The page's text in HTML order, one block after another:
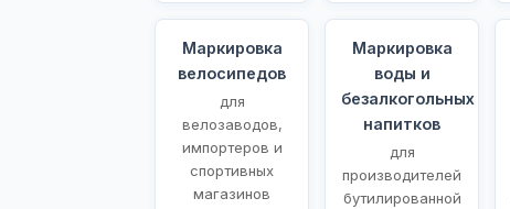
Маркировка
велосипедов
для
велозаводов,
импортеров и
спортивных
магазинов
Маркировка
воды и
безалкогольных
напитков
для
производителей
бутилированной